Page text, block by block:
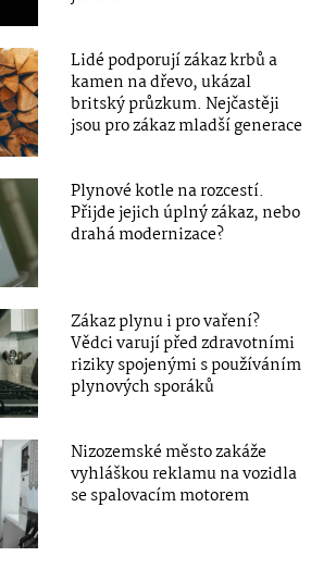
Lidé podporují zákaz krbů a
kamen na dřevo, ukázal
britský průzkum. Nejčastěji
jsou pro zákaz mladší generace
Plynové kotle na rozcestí.
Přijde jejich úplný zákaz, nebo
drahá modernizace?
Zákaz plynu i pro vaření?
Vědci varují před zdravotními
riziky spojenými s používáním
plynových sporáků
Nizozemské město zakáže
vyhláškou reklamu na vozidla
se spalovacím motorem